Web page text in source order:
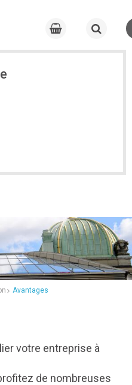
Avantages
votre entreprise à
de nombreuses